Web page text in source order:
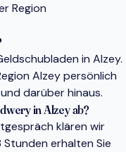
Region
in Alzey.
Alzey persönlich
darüber hinaus.
in Alzey ab?
klären wir
erhalten Sie